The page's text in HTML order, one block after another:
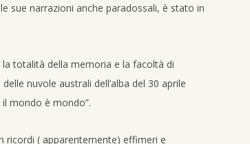
sue narrazioni anche paradossali, è stato in
totalità della memoria e la facoltà di
nuvole australi dell’alba del 30 aprile
mondo è mondo”.
ricordi ( apparentemente) effimeri e